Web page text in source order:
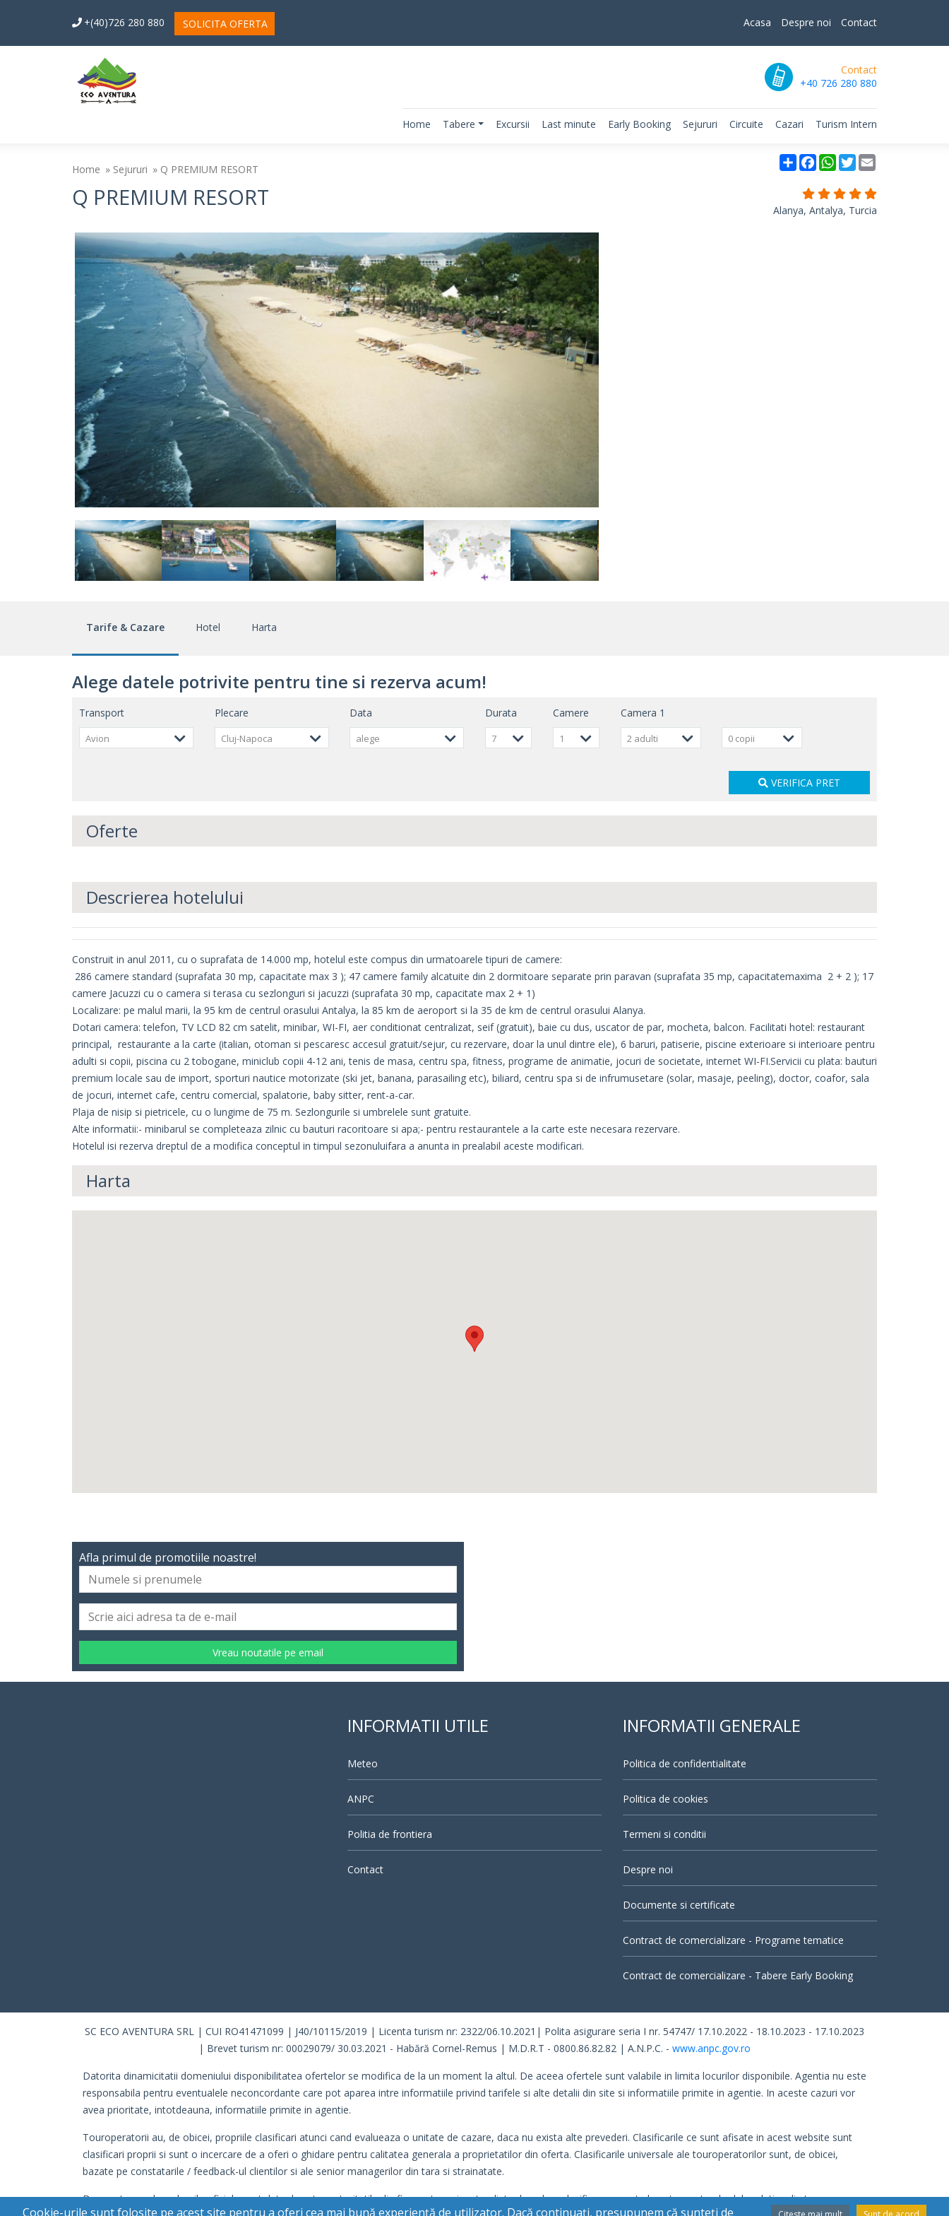
+(40)726 280 880 SOLICITA OFERTA Acasa Despre noi Contact
Contact
+40 726 280 880
Home Tabere Excursii Last minute Early Booking Sejururi Circuite Cazari Turism Intern
Home Sejururi Q PREMIUM RESORT
Partajare
Facebook
WhatsApp
Twitter
Q PREMIUM RESORT Alanya, Antalya, Turcia
Tarife & Cazare Hotel Harta
Alege datele potrivite pentru tine si rezerva acum!
Transport
Avion
Plecare
Cluj-Napoca
Data
alege
Durata
7
Camere
1
Camera 1
2 adulti 0 copii
VERIFICA PRET
Oferte
Descrierea hotelului
Construit in anul 2011, cu o suprafata de 14.000 mp, hotelul este compus din urmatoarele tipuri de camere:
286 camere standard (suprafata 30 mp, capacitate max 3 ); 47 camere family alcatuite din 2 dormitoare separate prin paravan (suprafata 35 mp, capacitatemaxima 2 + 2 ); 17
camere Jacuzzi cu o camera si terasa cu sezlonguri si jacuzzi (suprafata 30 mp, capacitate max 2 + 1)
Localizare: pe malul marii, la 95 km de centrul orasului Antalya, la 85 km de aeroport si la 35 de km de centrul orasului Alanya.
Dotari camera: telefon, TV LCD 82 cm satelit, minibar, WI-FI, aer conditionat centralizat, seif (gratuit), baie cu dus, uscator de par, mocheta, balcon. Facilitati hotel: restaurant
principal, restaurante a la carte (italian, otoman si pescaresc accesul gratuit/sejur, cu rezervare, doar la unul dintre ele), 6 baruri, patiserie, piscine exterioare si interioare pentru
adulti si copii, piscina cu 2 tobogane, miniclub copii 4-12 ani, tenis de masa, centru spa, fitness, programe de animatie, jocuri de societate, internet WI-FI.Servicii cu plata: bauturi
premium locale sau de import, sporturi nautice motorizate (ski jet, banana, parasailing etc), biliard, centru spa si de infrumusetare (solar, masaje, peeling), doctor, coafor, sala
de jocuri, internet cafe, centru comercial, spalatorie, baby sitter, rent-a-car.
Plaja de nisip si pietricele, cu o lungime de 75 m. Sezlongurile si umbrelele sunt gratuite.
Alte informatii:- minibarul se completeaza zilnic cu bauturi racoritoare si apa;- pentru restaurantele a la carte este necesara rezervare.
Hotelul isi rezerva dreptul de a modifica conceptul in timpul sezonuluifara a anunta in prealabil aceste modificari.
Harta
Afla primul de promotiile noastre!
Vreau noutatile pe email
INFORMATII UTILE
Meteo
ANPC
Politia de frontiera
Contact
INFORMATII GENERALE
Politica de confidentialitate
Politica de cookies
Termeni si conditii
Despre noi
Documente si certificate
Contract de comercializare - Programe tematice
Contract de comercializare - Tabere Early Booking
SC ECO AVENTURA SRL | CUI RO41471099 | J40/10115/2019 | Licenta turism nr: 2322/06.10.2021| Polita asigurare seria I nr. 54747/ 17.10.2022 - 18.10.2023 - 17.10.2023
| Brevet turism nr: 00029079/ 30.03.2021 - Habără Cornel-Remus | M.D.R.T - 0800.86.82.82 | A.N.P.C. - www.anpc.gov.ro
Datorita dinamicitatii domeniului disponibilitatea ofertelor se modifica de la un moment la altul. De aceea ofertele sunt valabile in limita locurilor disponibile. Agentia nu este
responsabila pentru eventualele neconcordante care pot aparea intre informatiile privind tarifele si alte detalii din site si informatiile primite in agentie. In aceste cazuri vor
avea prioritate, intotdeauna, informatiile primite in agentie.
Touroperatorii au, de obicei, propriile clasificari atunci cand evalueaza o unitate de cazare, daca nu exista alte prevederi. Clasificarile ce sunt afisate in acest website sunt
clasificari proprii si sunt o incercare de a oferi o ghidare pentru calitatea generala a proprietatilor din oferta. Clasificarile universale ale touroperatorilor sunt, de obicei,
bazate pe constatarile / feedback-ul clientilor si ale senior managerilor din tara si strainatate.
Daca este cazul, evaluarile oficiale sunt date de catre autoritatile din fiecare tara si au tendinta de a da o clasificare corecta bazata pe standardele relative din tara
Cookie-urile sunt folosite pe acest site pentru a oferi cea mai bună experiență de utilizator. Dacă continuați, presupunem că sunteți de